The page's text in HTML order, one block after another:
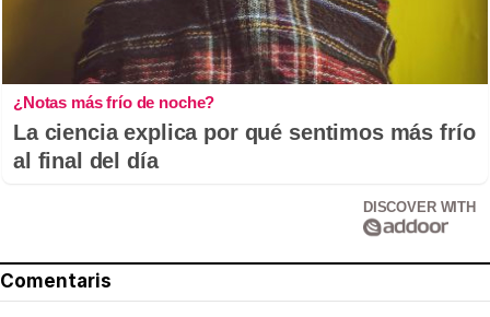
¿Notas más frío de noche?
La ciencia explica por qué sentimos más frío
al final del día
DISCOVER WITH
Comentaris